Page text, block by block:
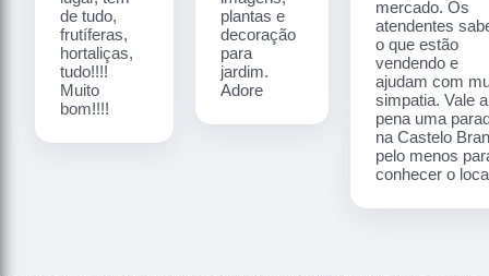
de tudo,
frutíferas,
hortaliças,
tudo!!!!
Muito
bom!!!!
plantas e
decoração
para
jardim.
Adore
mercado. Os
atendentes
o que estão
vendendo e
ajudam com
simpatia. Vale a
pena uma
na Castelo
pelo menos
conhecer o